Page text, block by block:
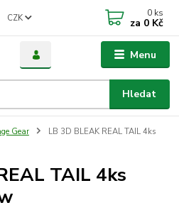
Menu
CZK
Hledat
0 ks
za 0 Kč
Gear
LB 3D BLEAK REAL TAIL 4ks
TAIL 4ks